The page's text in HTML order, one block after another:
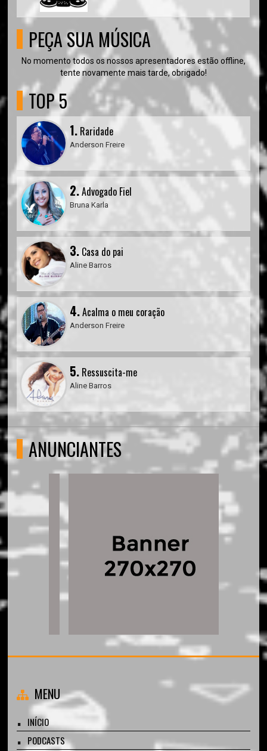
PEÇA SUA MÚSICA
No momento todos os nossos apresentadores estão offline,
tente novamente mais tarde, obrigado!
TOP 5
1. Raridade
Anderson Freire
2.Advogado Fiel
Bruna Karla
3. Casa do pai
Aline Barros
4.Acalma o meu coração
Anderson Freire
5. Ressuscita-me
Aline Barros
ANUNCIANTES
MENU
INÍCIO
PODCASTS